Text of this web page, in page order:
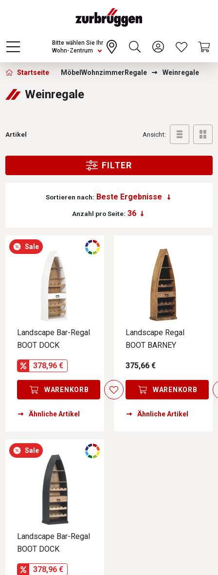
Choose a different country or region to see
content for your location and shop online
CONTINUE
Wohn-Zentrum
Bitte wählen Sie Ihr
Zurbrüggen - Weinregale
Startseite Möbel Wohnzimmer Regale Weinregale
Weinregale
Artikel Ansicht:
FILTER
Sortieren nach:
Anzahl pro Seite:
Sale
Landscape Bar-Regal
BOOT DOCK
378,96 €
WARENKORB
Ähnliche Artikel
Landscape Regal
BOOT BARNEY
375,66 €
WARENKORB
Ähnliche Artikel
Sale
Landscape Bar-Regal
BOOT DOCK
378,96 €